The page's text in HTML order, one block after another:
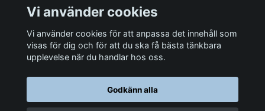
Sociala medier
Vi använder cookies
Vi använder cookies för att anpassa det innehåll som
visas för dig och för att du ska få bästa tänkbara
upplevelse när du handlar hos oss.
Godkänn alla